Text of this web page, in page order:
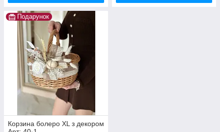
Подарунок
Корзина болеро XL з декором